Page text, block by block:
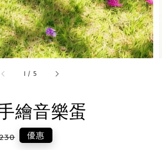
1 / 5
繪音樂蛋
優惠